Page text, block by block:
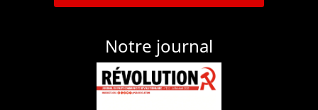
Notre journal